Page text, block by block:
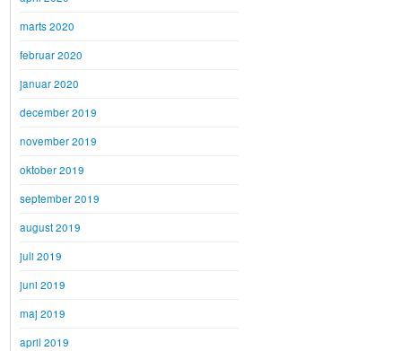
marts 2020
februar 2020
januar 2020
december 2019
november 2019
oktober 2019
september 2019
august 2019
juli 2019
juni 2019
maj 2019
april 2019